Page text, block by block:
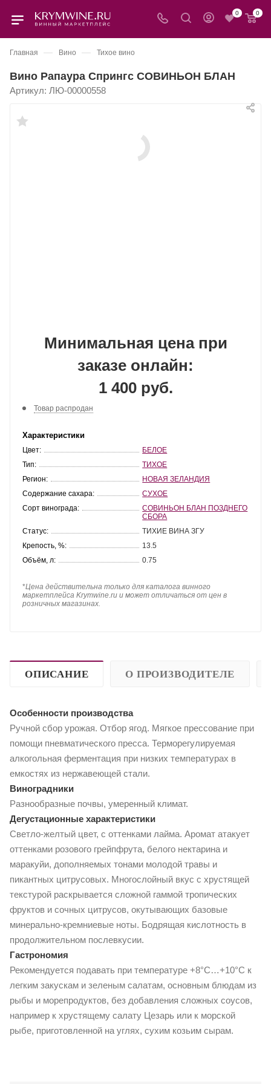
0 0
Главная — Вино — Тихое вино
Вино Рапаура Спрингс СОВИНЬОН БЛАН
Артикул: ЛЮ-00000558
Минимальная цена при
заказе онлайн:
1 400 руб.
Товар распродан
Характеристики
Цвет:
БЕЛОЕ
Тип:
ТИХОЕ
Регион:
НОВАЯ ЗЕЛАНДИЯ
Содержание сахара:
СУХОЕ
Сорт винограда:
СОВИНЬОН БЛАН ПОЗДНЕГО
СБОРА
Статус:
ТИХИЕ ВИНА ЗГУ
Крепость, %:
13.5
Объём, л:
0.75
*Цена действительна только для каталога винного
маркетплейса Krymwine.ru и может отличаться от цен в
розничных магазинах.
ОПИСАНИЕ О ПРОИЗВОДИТЕЛЕ
Особенности производства
Ручной сбор урожая. Отбор ягод. Мягкое прессование при
помощи пневматического пресса. Терморегулируемая
алкогольная ферментация при низких температурах в
емкостях из нержавеющей стали.
Виноградники
Разнообразные почвы, умеренный климат.
Дегустационные характеристики
Светло-желтый цвет, с оттенками лайма. Аромат атакует
оттенками розового грейпфрута, белого нектарина и
маракуйи, дополняемых тонами молодой травы и
пикантных цитрусовых. Многослойный вкус с хрустящей
текстурой раскрывается сложной гаммой тропических
фруктов и сочных цитрусов, окутывающих базовые
минерально-кремниевые ноты. Бодрящая кислотность в
продолжительном послевкусии.
Гастрономия
Рекомендуется подавать при температуре +8°С…+10°С к
легким закускам и зеленым салатам, основным блюдам из
рыбы и морепродуктов, без добавления сложных соусов,
например к хрустящему салату Цезарь или к морской
рыбе, приготовленной на углях, сухим козьим сырам.